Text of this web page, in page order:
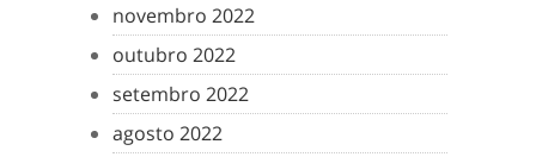
novembro 2022
outubro 2022
setembro 2022
agosto 2022